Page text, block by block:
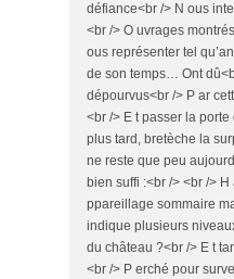
défiance<br /> N ous
<br /> O uvrages
ous représenter tel
de son temps… Ont
dépourvus<br /> P ar
<br /> E t passer la
plus tard, bretèche la
ne reste que peu
bien suffi :<br /> <br />
ppareillage sommaire
indique plusieurs
du château ?<br /> E t
<br /> P erché pour